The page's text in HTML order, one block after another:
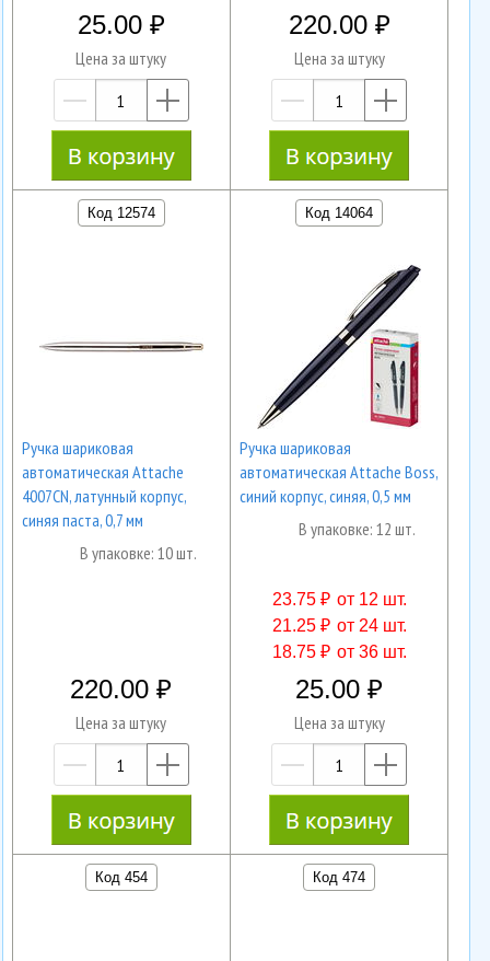
25.00
Цена за штуку
—
220.00
Цена за штуку
—
Код 12574
Ручка шариковая
автоматическая Attache
4007CN, латунный корпус,
синяя паста, 0,7 мм
В упаковке: 10 шт.
220.00
Цена за штуку
—
Код 14064
Ручка шариковая
автоматическая Attache Boss,
синий корпус, синяя, 0,5 мм
В упаковке: 12 шт.
23.75 ₽ от 12 шт.
21.25 ₽ от 24 шт.
18.75 ₽ от 36 шт.
25.00
Цена за штуку
—
Код 454 Код 474